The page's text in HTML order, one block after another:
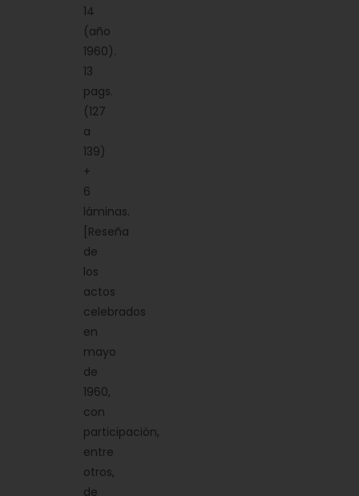
14
(año
1960).
13
pags.
(127
a
139)
+
6
láminas.
[Reseña
de
los
actos
celebrados
en
mayo
de
1960,
con
participación,
entre
otros,
de